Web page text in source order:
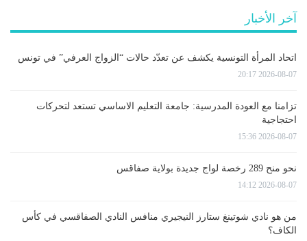
آخر الأخبار
اتحاد المرأة التونسية يكشف عن تعدّد حالات “الزواج العرفي” في تونس
2026-08-07 20:17
تزامنا مع العودة المدرسية: جامعة التعليم الاساسي تستعد لتحركات
احتجاجية
2026-08-07 15:36
نحو منح 289 رخصة لواج جديدة بولاية صفاقس
2026-08-07 14:12
من هو نادي شوتينغ ستارز النيجيري منافس النادي الصفاقسي في كأس
الكاف؟